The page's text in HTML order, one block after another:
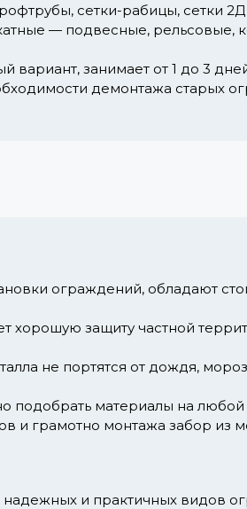
сетки-рабицы, сетки
— подвесные, рельсовые,
занимает от 1 до 3
демонтажа старых
ограждений, обладают
хорошую защиту частной
не портятся от дождя,
подобрать материалы на любой
и грамотно монтажа забор из
и практичных видов